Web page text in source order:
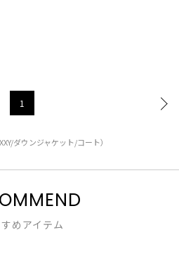
1
ダウンジャケット/コート）
めアイテム